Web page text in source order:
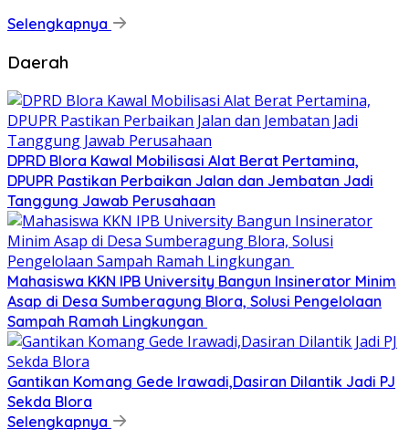
Selengkapnya
Daerah
DPRD Blora Kawal Mobilisasi Alat Berat Pertamina,
DPUPR Pastikan Perbaikan Jalan dan Jembatan Jadi
Tanggung Jawab Perusahaan
Mahasiswa KKN IPB University Bangun Insinerator Minim
Asap di Desa Sumberagung Blora, Solusi Pengelolaan
Sampah Ramah Lingkungan ‎
Gantikan Komang Gede Irawadi,Dasiran Dilantik Jadi PJ
Sekda Blora
Selengkapnya